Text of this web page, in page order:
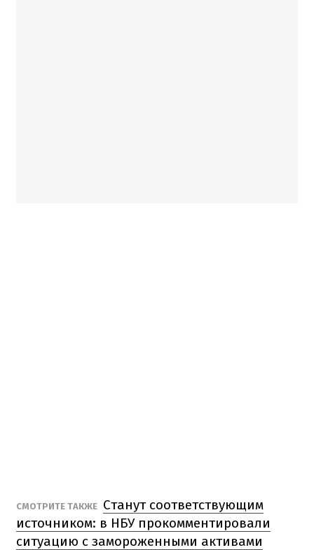
СМОТРИТЕ ТАКЖЕ Станут соответствующим
источником: в НБУ прокомментировали
ситуацию с замороженными активами